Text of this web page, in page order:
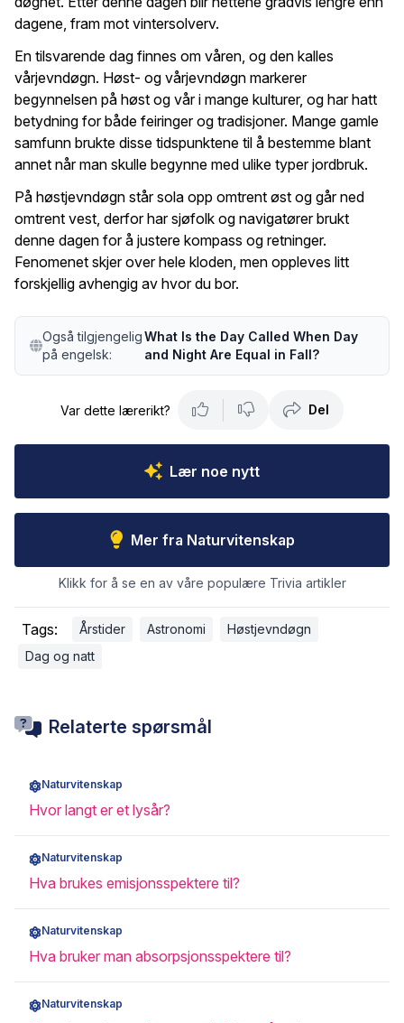
dagene, fram mot vintersolverv.
En tilsvarende dag finnes om våren, og den kalles
vårjevndøgn. Høst- og vårjevndøgn markerer
begynnelsen på høst og vår i mange kulturer, og har hatt
betydning for både feiringer og tradisjoner. Mange gamle
samfunn brukte disse tidspunktene til å bestemme blant
annet når man skulle begynne med ulike typer jordbruk.
På høstjevndøgn står sola opp omtrent øst og går ned
omtrent vest, derfor har sjøfolk og navigatører brukt
denne dagen for å justere kompass og retninger.
Fenomenet skjer over hele kloden, men oppleves litt
forskjellig avhengig av hvor du bor.
Også tilgjengelig
på engelsk:
What Is the Day Called When Day
and Night Are Equal in Fall?
Var dette lærerikt? Del
Lær noe nytt
Mer fra Naturvitenskap
Klikk for å se en av våre populære Trivia artikler
Tags: Årstider Astronomi
Høstjevndøgn
Dag og natt
Relaterte spørsmål
Naturvitenskap
Hvor langt er et lysår?
Naturvitenskap
Hva brukes emisjonsspektere til?
Naturvitenskap
Hva bruker man absorpsjonsspektere til?
Naturvitenskap